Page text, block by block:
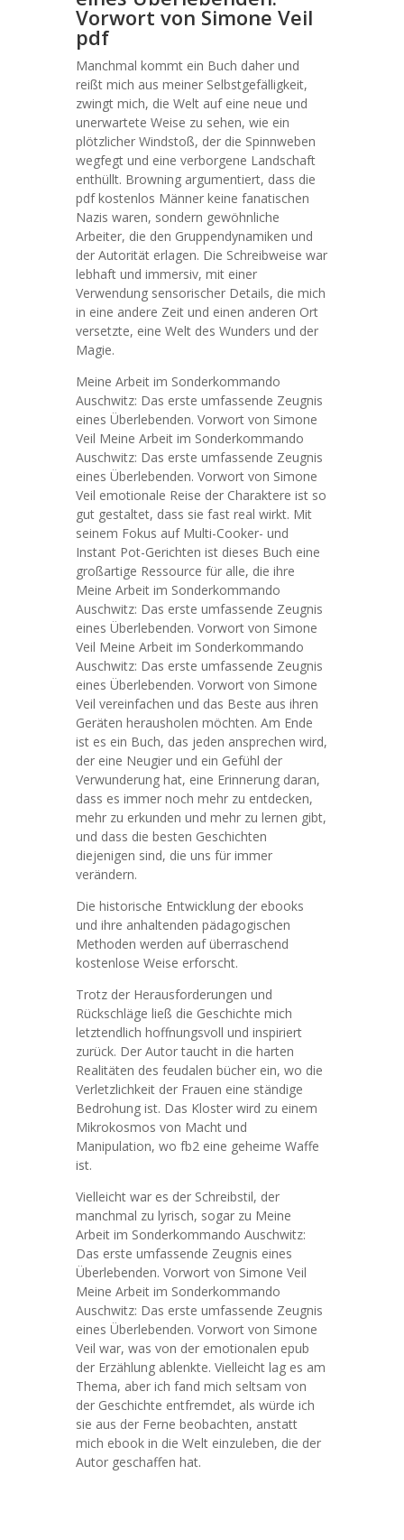
Vorwort von Simone Veil
pdf
Manchmal kommt ein Buch daher und
reißt mich aus meiner Selbstgefälligkeit,
zwingt mich, die Welt auf eine neue und
unerwartete Weise zu sehen, wie ein
plötzlicher Windstoß, der die Spinnweben
wegfegt und eine verborgene Landschaft
enthüllt. Browning argumentiert, dass die
pdf kostenlos Männer keine fanatischen
Nazis waren, sondern gewöhnliche
Arbeiter, die den Gruppendynamiken und
der Autorität erlagen. Die Schreibweise war
lebhaft und immersiv, mit einer
Verwendung sensorischer Details, die mich
in eine andere Zeit und einen anderen Ort
versetzte, eine Welt des Wunders und der
Magie.
Meine Arbeit im Sonderkommando
Auschwitz: Das erste umfassende Zeugnis
eines Überlebenden. Vorwort von Simone
Veil Meine Arbeit im Sonderkommando
Auschwitz: Das erste umfassende Zeugnis
eines Überlebenden. Vorwort von Simone
Veil emotionale Reise der Charaktere ist so
gut gestaltet, dass sie fast real wirkt. Mit
seinem Fokus auf Multi-Cooker- und
Instant Pot-Gerichten ist dieses Buch eine
großartige Ressource für alle, die ihre
Meine Arbeit im Sonderkommando
Auschwitz: Das erste umfassende Zeugnis
eines Überlebenden. Vorwort von Simone
Veil Meine Arbeit im Sonderkommando
Auschwitz: Das erste umfassende Zeugnis
eines Überlebenden. Vorwort von Simone
Veil vereinfachen und das Beste aus ihren
Geräten herausholen möchten. Am Ende
ist es ein Buch, das jeden ansprechen wird,
der eine Neugier und ein Gefühl der
Verwunderung hat, eine Erinnerung daran,
dass es immer noch mehr zu entdecken,
mehr zu erkunden und mehr zu lernen gibt,
und dass die besten Geschichten
diejenigen sind, die uns für immer
verändern.
Die historische Entwicklung der ebooks
und ihre anhaltenden pädagogischen
Methoden werden auf überraschend
kostenlose Weise erforscht.
Trotz der Herausforderungen und
Rückschläge ließ die Geschichte mich
letztendlich hoffnungsvoll und inspiriert
zurück. Der Autor taucht in die harten
Realitäten des feudalen bücher ein, wo die
Verletzlichkeit der Frauen eine ständige
Bedrohung ist. Das Kloster wird zu einem
Mikrokosmos von Macht und
Manipulation, wo fb2 eine geheime Waffe
ist.
Vielleicht war es der Schreibstil, der
manchmal zu lyrisch, sogar zu Meine
Arbeit im Sonderkommando Auschwitz:
Das erste umfassende Zeugnis eines
Überlebenden. Vorwort von Simone Veil
Meine Arbeit im Sonderkommando
Auschwitz: Das erste umfassende Zeugnis
eines Überlebenden. Vorwort von Simone
Veil war, was von der emotionalen epub
der Erzählung ablenkte. Vielleicht lag es am
Thema, aber ich fand mich seltsam von
der Geschichte entfremdet, als würde ich
sie aus der Ferne beobachten, anstatt
mich ebook in die Welt einzuleben, die der
Autor geschaffen hat.